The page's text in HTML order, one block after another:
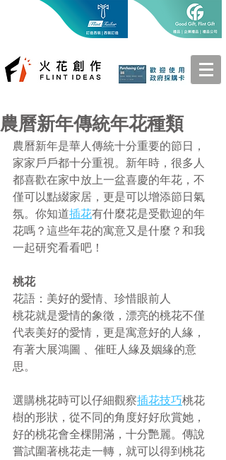
農曆新年傳統年花種類
農曆新年是華人傳統十分重要的節日，
家家戶戶都十分重視。新年時，很多人
都喜歡在家中放上一盆喜慶的年花，不
僅可以點綴家居，更是可以增添節日氣
氛。你知道插花有什麼花是受歡迎的年
花嗎？這些年花的寓意又是什麼？和我
一起研究看看吧！
桃花
花語：美好的愛情、珍惜眼前人
桃花就是愛情的象徵，漂亮的桃花不僅
代表美好的愛情，更是寓意好的人緣，
有著大展鴻圖 、催旺人緣及姻緣的意
思。
選購桃花時可以仔細觀察插花技巧桃花
樹的形狀，從不同的角度好好欣賞她，
好的桃花會全棵開滿，十分艷麗。傳說
嘗試圍著桃花走一轉，就可以得到桃花